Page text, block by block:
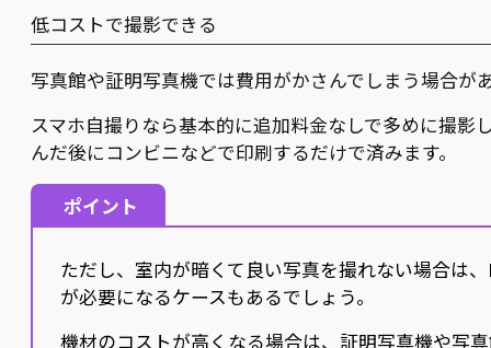
低コストで撮影できる
写真館や証明写真機では費用がかさんでしまう場合が
スマホ自撮りなら基本的に追加料金なしで多めに撮影
んだ後にコンビニなどで印刷するだけで済みます。
ポイント
ただし、室内が暗くて良い写真を撮れない場合は
が必要になるケースもあるでしょう。
機材のコストが高くなる場合は、証明写真機や写